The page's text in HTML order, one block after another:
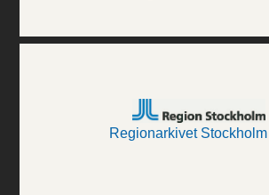
Regionarkivet Stockholm